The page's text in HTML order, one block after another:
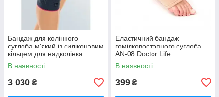
Бандаж для колінного
суглоба м'який із силіконовим
кільцем для надколінка
Genumedi широке стегно
В наявності
3 030 ₴
Еластичний бандаж
гомілковостопного суглоба
AN-08 Doctor Life
В наявності
399 ₴